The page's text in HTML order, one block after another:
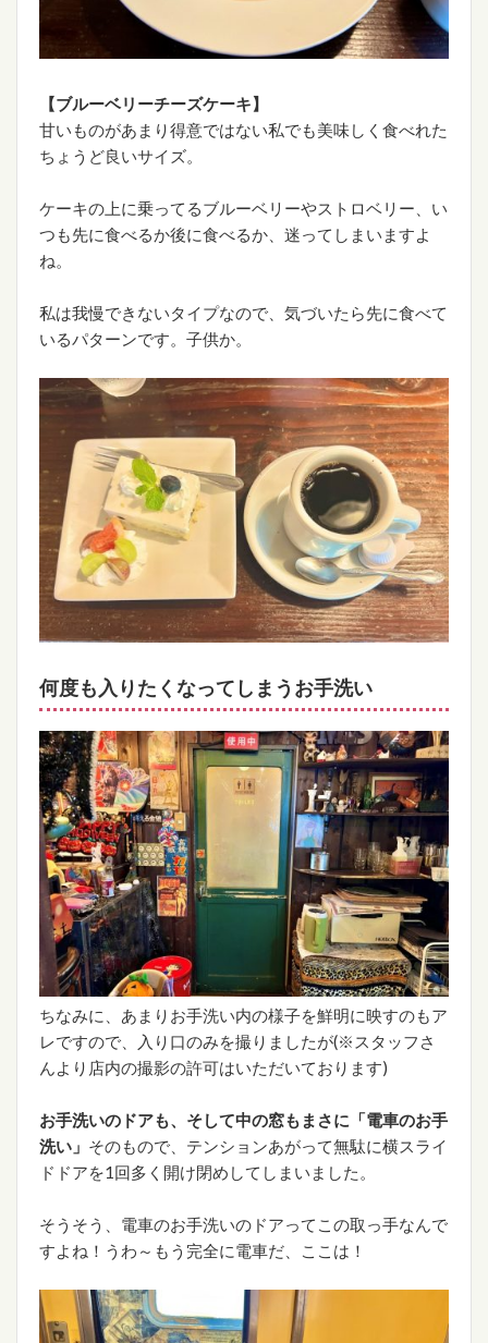
【ブルーベリーチーズケーキ】
甘いものがあまり得意ではない私でも美味しく食べれた
ちょうど良いサイズ。
ケーキの上に乗ってるブルーベリーやストロベリー、い
つも先に食べるか後に食べるか、迷ってしまいますよ
ね。
私は我慢できないタイプなので、気づいたら先に食べて
いるパターンです。子供か。
何度も入りたくなってしまうお手洗い
ちなみに、あまりお手洗い内の様子を鮮明に映すのもア
レですので、入り口のみを撮りましたが(※スタッフさ
んより店内の撮影の許可はいただいております)
お手洗いのドアも、そして中の窓もまさに「電車のお手
洗い」 そのもので、テンションあがって無駄に横スライ
ドドアを1回多く開け閉めしてしまいました。
そうそう、電車のお手洗いのドアってこの取っ手なんで
すよね！うわ～もう完全に電車だ、ここは！